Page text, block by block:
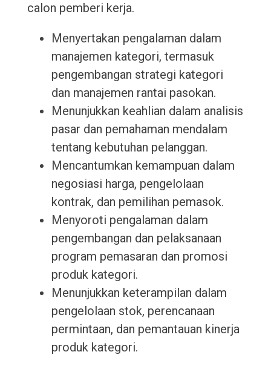
calon pemberi kerja.
Menyertakan pengalaman dalam
manajemen kategori, termasuk
pengembangan strategi kategori
dan manajemen rantai pasokan.
Menunjukkan keahlian dalam analisis
pasar dan pemahaman mendalam
tentang kebutuhan pelanggan.
Mencantumkan kemampuan dalam
negosiasi harga, pengelolaan
kontrak, dan pemilihan pemasok.
Menyoroti pengalaman dalam
pengembangan dan pelaksanaan
program pemasaran dan promosi
produk kategori.
Menunjukkan keterampilan dalam
pengelolaan stok, perencanaan
permintaan, dan pemantauan kinerja
produk kategori.